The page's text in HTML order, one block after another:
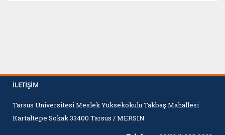
İLETIŞIM
Tarsus Üniversitesi Meslek Yüksekokulu Takbaş Mahallesi
Kartaltepe Sokak 33400 Tarsus / MERSİN